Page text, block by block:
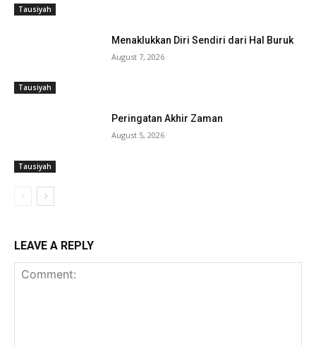
Tausiyah
Tausiyah
Menaklukkan Diri Sendiri dari Hal Buruk
August 7, 2026
Tausiyah
Peringatan Akhir Zaman
August 5, 2026
LEAVE A REPLY